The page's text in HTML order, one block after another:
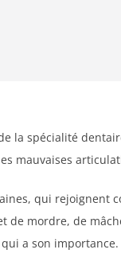
la spécialité
mauvaises
qui rejoignent
de mordre, de
a son importance.